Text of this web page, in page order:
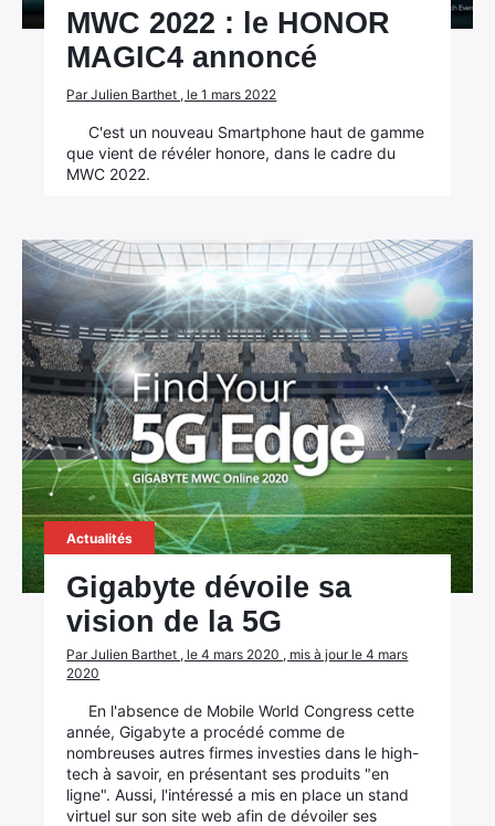
MWC 2022 : le HONOR
MAGIC4 annoncé
Par Julien Barthet , le 1 mars 2022
C'est un nouveau Smartphone haut de gamme
que vient de révéler honore, dans le cadre du
MWC 2022.
Actualités
Gigabyte dévoile sa
vision de la 5G
Par Julien Barthet , le 4 mars 2020 , mis à jour le 4 mars
2020
En l'absence de Mobile World Congress cette
année, Gigabyte a procédé comme de
nombreuses autres firmes investies dans le high-
tech à savoir, en présentant ses produits "en
ligne". Aussi, l'intéressé a mis en place un stand
virtuel sur son site web afin de dévoiler ses